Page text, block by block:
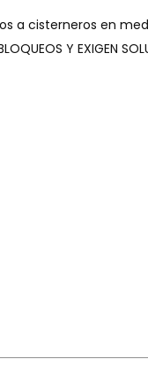
a cisterneros en
Y EXIGEN